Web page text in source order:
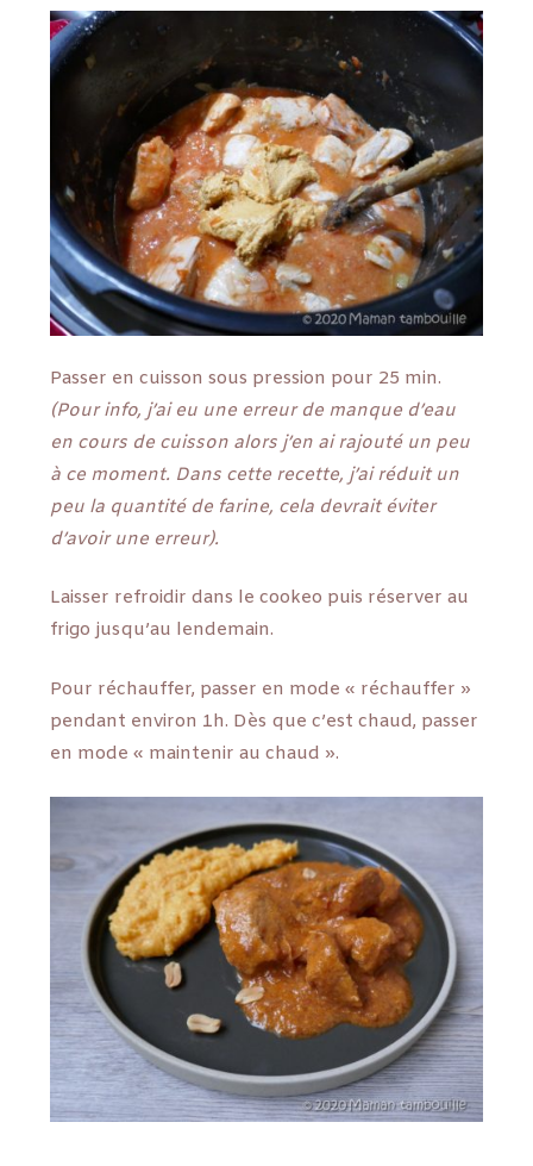
Passer en cuisson sous pression pour 25 min.
(Pour info, j’ai eu une erreur de manque d’eau
en cours de cuisson alors j’en ai rajouté un peu
à ce moment. Dans cette recette, j’ai réduit un
peu la quantité de farine, cela devrait éviter
d’avoir une erreur).
Laisser refroidir dans le cookeo puis réserver au
frigo jusqu’au lendemain.
Pour réchauffer, passer en mode « réchauffer »
pendant environ 1h. Dès que c’est chaud, passer
en mode « maintenir au chaud ».